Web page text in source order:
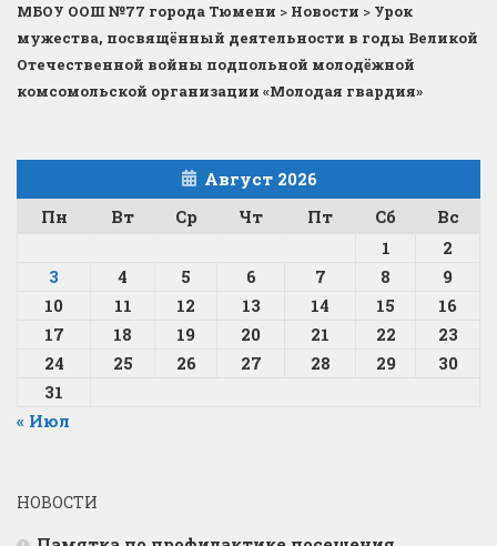
МБОУ ООШ №77 города Тюмени > Новости > Урок
мужества, посвящённый деятельности в годы Великой
Отечественной войны подпольной молодёжной
комсомольской организации «Молодая гвардия»
Август 2026
Пн
Вт Ср Чт Пт Сб
Вс
1
2
3
4 5 6 7 8
9
10
11 12 13 14 15
16
17
18 19 20 21 22
23
24
25 26 27 28 29
30
31
« Июл
НОВОСТИ